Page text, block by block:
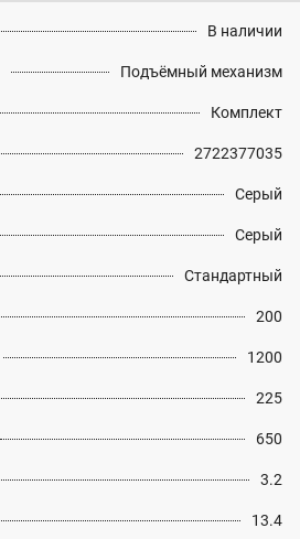
В наличии
Подъёмный механизм
Комплект
2722377035
Серый
Серый
Стандартный
200
1200
225
650
3.2
13.4